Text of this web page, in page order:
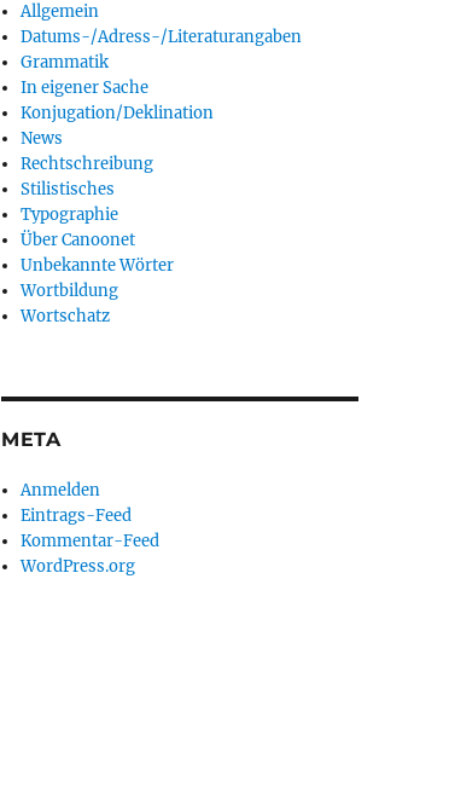
Allgemein
Datums-/Adress-/Literaturangaben
Grammatik
In eigener Sache
Konjugation/Deklination
News
Rechtschreibung
Stilistisches
Typographie
Über Canoonet
Unbekannte Wörter
Wortbildung
Wortschatz
META
Anmelden
Eintrags-Feed
Kommentar-Feed
WordPress.org